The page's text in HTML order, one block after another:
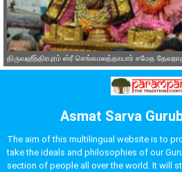
திருவஹீந்திரபுரம் ஸ்ரீ செங்கமலத்தாயார் சமேத
Asmat Sarva
The aim of this multilingual website is to
take the ideals and philosophies of our
section of people all over the world. It will